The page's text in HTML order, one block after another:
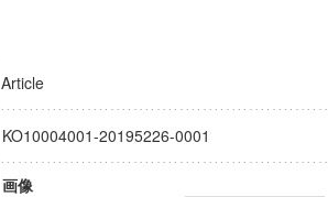
Article
KO10004001-20195226-0001
画像